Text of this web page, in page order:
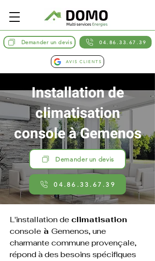
Demander un devis 04.86.33.67.39
AVIS CLIENTS
Installation de
climatisation
console à Gemenos
Demander un devis
04.86.33.67.39
L'installation de climatisation
console à Gemenos, une
charmante commune provençale,
répond à des besoins spécifiques